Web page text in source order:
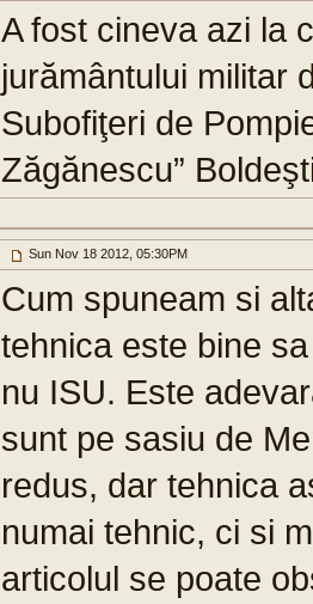
A fost cineva azi la
jurământului militar
Subofiţeri de
Zăgănescu”
Sun Nov 18 2012, 05:30PM
Cum spuneam si
tehnica este bine
nu ISU. Este
sunt pe sasiu de
redus, dar tehnica
numai tehnic, ci si
articolul se poate